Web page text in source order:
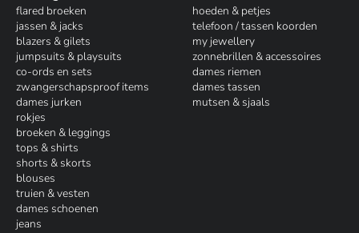
flared broeken
jassen & jacks
blazers & gilets
jumpsuits & playsuits
co-ords en sets
zwangerschapsproof items
dames jurken
rokjes
broeken & leggings
tops & shirts
shorts & skorts
blouses
truien & vesten
dames schoenen
jeans
hoeden & petjes
telefoon / tassen koorden
my jewellery
zonnebrillen & accessoires
dames riemen
dames tassen
mutsen & sjaals